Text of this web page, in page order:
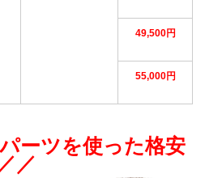
49,500円
55,000円
ーツを使った格安
／